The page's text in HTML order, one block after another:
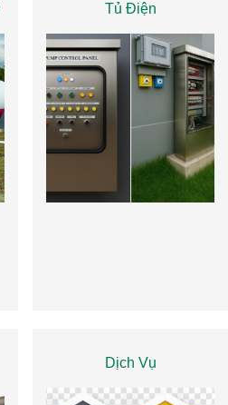
Tủ Điện
Dịch Vụ